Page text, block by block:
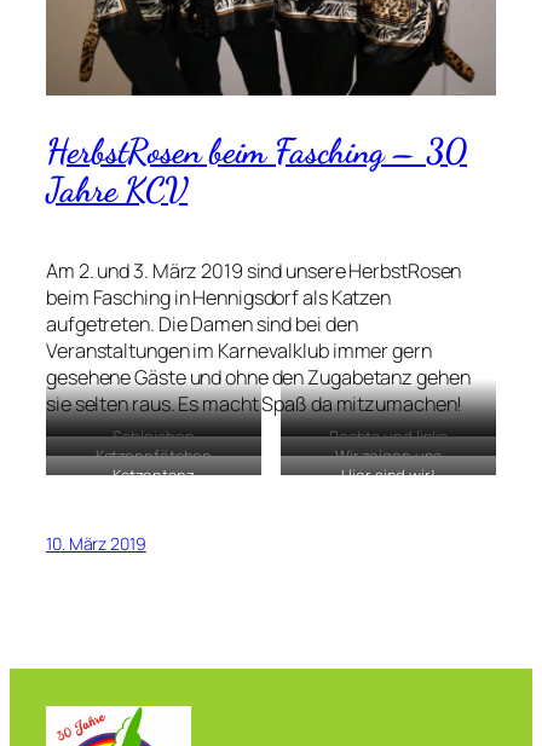
HerbstRosen beim Fasching – 30
Jahre KCV
Am 2. und 3. März 2019 sind unsere HerbstRosen
beim Fasching in Hennigsdorf als Katzen
aufgetreten. Die Damen sind bei den
Veranstaltungen im Karnevalklub immer gern
gesehene Gäste und ohne den Zugabetanz gehen
sie selten raus. Es macht Spaß da mitzumachen!
Schleichen
Rechts und links
Katzenpfötchen
Wir zeigen uns
Katzentanz
Hier sind wir!
10. März 2019